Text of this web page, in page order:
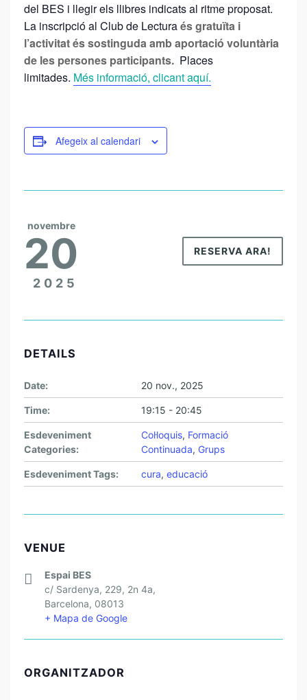
del BES i llegir els llibres indicats al ritme proposat.
La inscripció al Club de Lecturaés gratuïta i
l’activitat és sostinguda amb aportació voluntària
de les persones participants. Places
limitades. Més informació, clicant aquí.
Afegeix al calendari
novembre
20
2025
RESERVA ARA!
DETAILS
Date: 20 nov., 2025
Time: 19:15 - 20:45
Esdeveniment
Categories:
Col·loquis, Formació
Continuada, Grups
Esdeveniment Tags: cura, educació
VENUE
Espai BES
c/ Sardenya, 229, 2n 4a,
Barcelona, 08013
+ Mapa de Google
ORGANITZADOR